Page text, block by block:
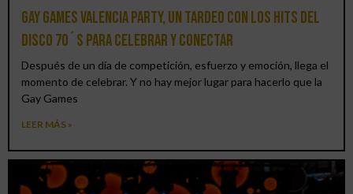
Gay Games Valencia Party, un tardeo con los hits del
DISCO 70´S para celebrar y conectar
Después de un día de competición, esfuerzo y emoción, llega el
momento de celebrar. Y no hay mejor lugar para hacerlo que la
Gay Games
LEER MÁS »